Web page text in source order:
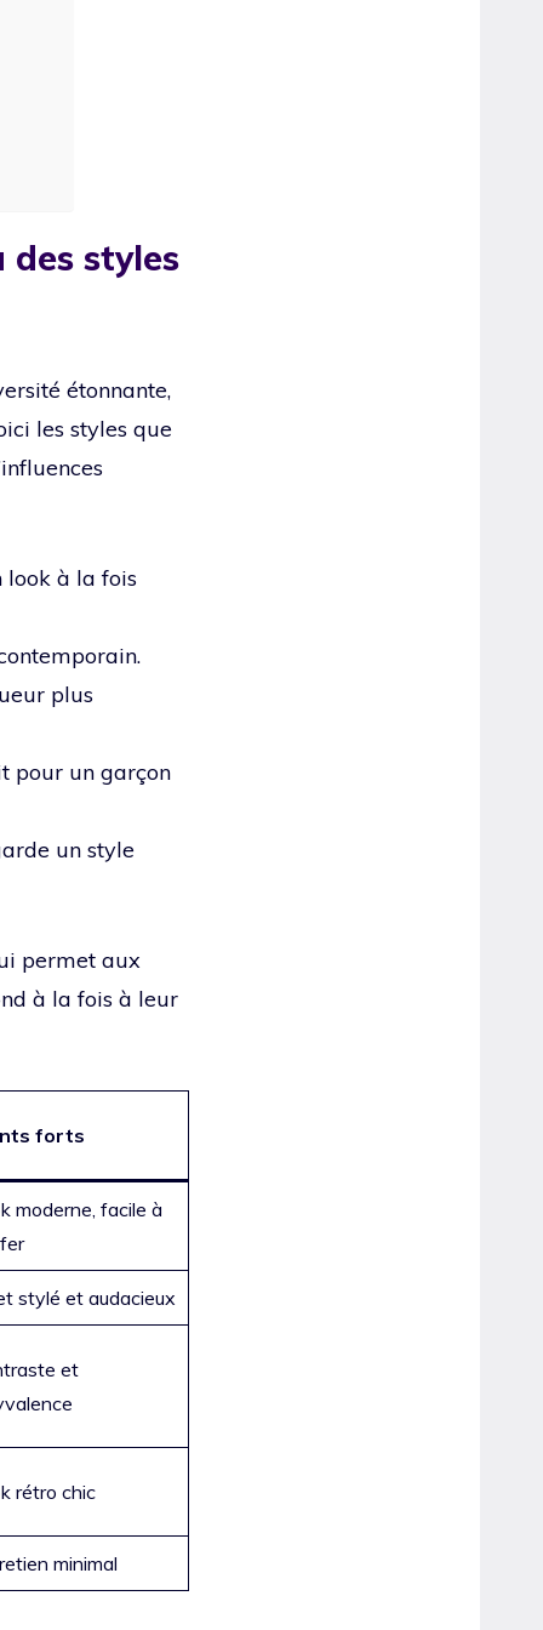
des styles
étonnante,
les styles que
à la fois
plus
pour un garçon
un style
permet aux
à la fois à leur
forts
moderne, facile à
stylé et audacieux
et
rétro chic
minimal